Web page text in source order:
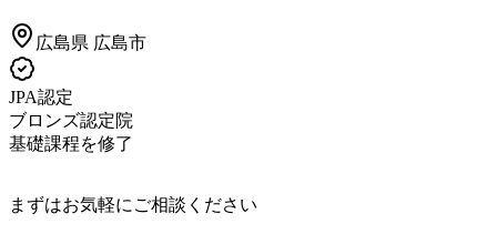
広島県 広島市
JPA認定
ブロンズ認定院
基礎課程を修了
まずはお気軽にご相談ください